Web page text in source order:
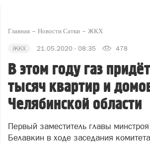
Главная Новости Сатки ЖКХ
ЖКХ 21.05.2020 - 08:35 478
В этом году газ
тысяч квартир и
Челябинской области
Первый заместитель главы
Белавкин в ходе заседания комитета